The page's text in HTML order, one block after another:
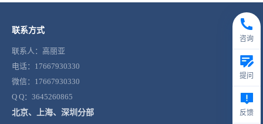
联系方式
联系人：高丽亚
电话：17667930330
微信：17667930330
Q Q：3645260865
北京、上海、深圳分部
咨询
提问
反馈